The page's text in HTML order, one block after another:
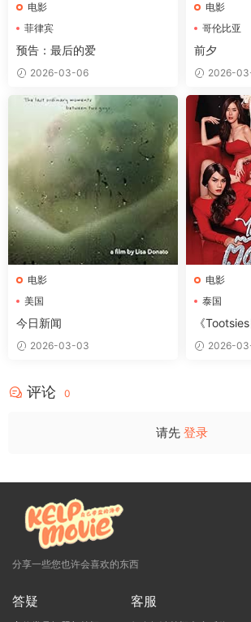
电影
菲律宾
预告：最后的爱
2026-03-06
电影
哥伦比亚
前夕
2026-
电影
美国
今日新闻
2026-03-03
电影
泰国
《Tootsies
2026-
评论 0
请先 登录
分享一些您也许会喜欢的东西
答疑 客服